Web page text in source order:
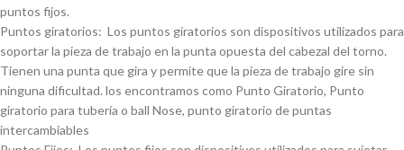
puntos fijos.
Puntos giratorios: Los puntos giratorios son dispositivos utilizados para
soportar la pieza de trabajo en la punta opuesta del cabezal del torno.
Tienen una punta que gira y permite que la pieza de trabajo gire sin
ninguna dificultad. los encontramos como Punto Giratorio, Punto
giratorio para tuberí­a o ball Nose, punto giratorio de puntas
intercambiables